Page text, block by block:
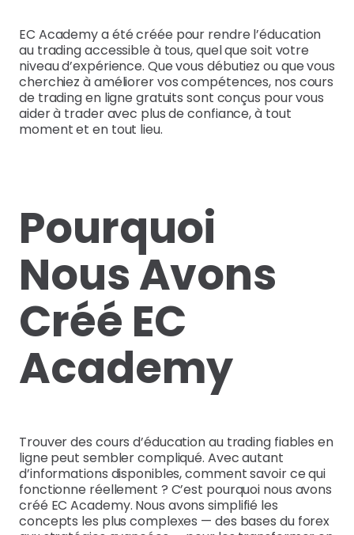
EC Academy a été créée pour rendre l’éducation
au trading accessible à tous, quel que soit votre
niveau d’expérience. Que vous débutiez ou que vous
cherchiez à améliorer vos compétences, nos cours
de trading en ligne gratuits sont conçus pour vous
aider à trader avec plus de confiance, à tout
moment et en tout lieu.
Pourquoi
Nous Avons
Créé EC
Academy
Trouver des cours d’éducation au trading fiables en
ligne peut sembler compliqué. Avec autant
d’informations disponibles, comment savoir ce qui
fonctionne réellement ? C’est pourquoi nous avons
créé EC Academy. Nous avons simplifié les
concepts les plus complexes — des bases du forex